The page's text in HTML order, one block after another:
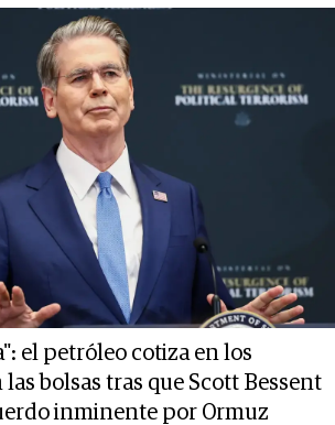
el petróleo cotiza en los
bolsas tras que Scott Bessent
inminente por Ormuz